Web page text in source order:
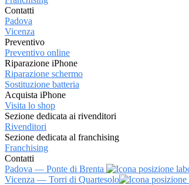
Contatti
Padova
Vicenza
Preventivo
Preventivo online
Riparazione iPhone
Riparazione schermo
Sostituzione batteria
Acquista iPhone
Visita lo shop
Sezione dedicata ai rivenditori
Rivenditori
Sezione dedicata al franchising
Franchising
Contatti
Padova — Ponte di Brenta
Vicenza — Torri di Quartesolo